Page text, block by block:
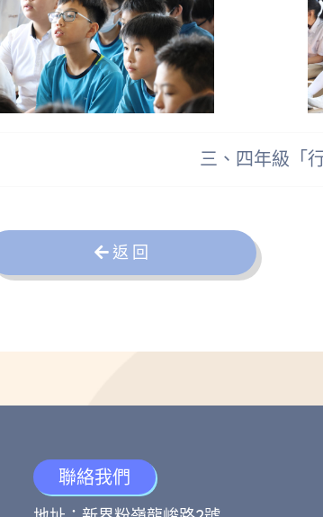
三、四年級「
返 回
聯絡我們